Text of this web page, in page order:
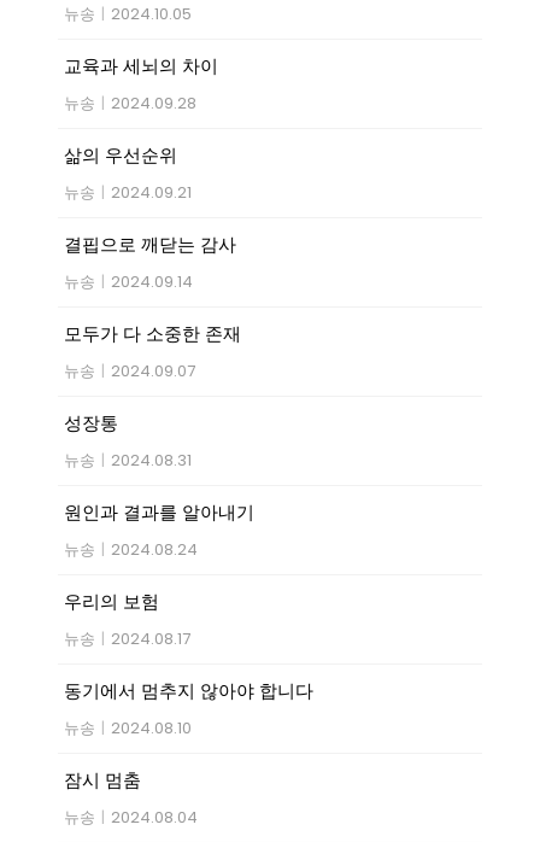
뉴송 | 2024.10.05
교육과 세뇌의 차이
뉴송 | 2024.09.28
삶의 우선순위
뉴송 | 2024.09.21
결핍으로 깨닫는 감사
뉴송 | 2024.09.14
모두가 다 소중한 존재
뉴송 | 2024.09.07
성장통
뉴송 | 2024.08.31
원인과 결과를 알아내기
뉴송 | 2024.08.24
우리의 보험
뉴송 | 2024.08.17
동기에서 멈추지 않아야 합니다
뉴송 | 2024.08.10
잠시 멈춤
뉴송 | 2024.08.04